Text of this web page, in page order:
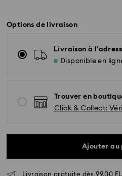
Options de livraison
Livraison à
Disponible en
Trouver en
Click & Collect:
Ajouter au